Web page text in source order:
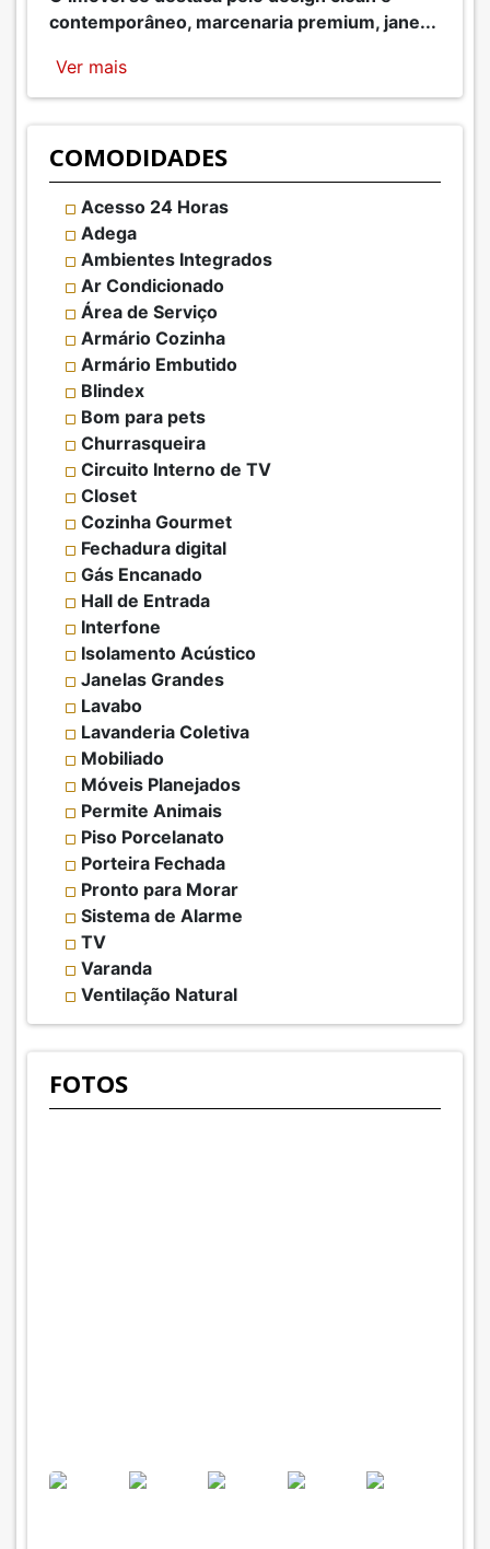
contemporâneo, marcenaria premium, jane...
Ver mais
COMODIDADES
Acesso 24 Horas
Adega
Ambientes Integrados
Ar Condicionado
Área de Serviço
Armário Cozinha
Armário Embutido
Blindex
Bom para pets
Churrasqueira
Circuito Interno de TV
Closet
Cozinha Gourmet
Fechadura digital
Gás Encanado
Hall de Entrada
Interfone
Isolamento Acústico
Janelas Grandes
Lavabo
Lavanderia Coletiva
Mobiliado
Móveis Planejados
Permite Animais
Piso Porcelanato
Porteira Fechada
Pronto para Morar
Sistema de Alarme
TV
Varanda
Ventilação Natural
FOTOS